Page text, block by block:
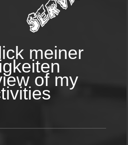
meiner
of my